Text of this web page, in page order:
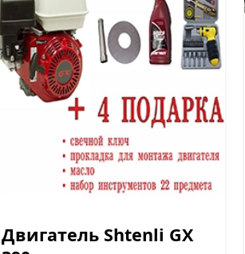
Двигатель Shtenli GX